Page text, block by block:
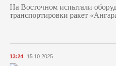
На Восточном испытали
транспортировки ракет
13:24 15.10.2025